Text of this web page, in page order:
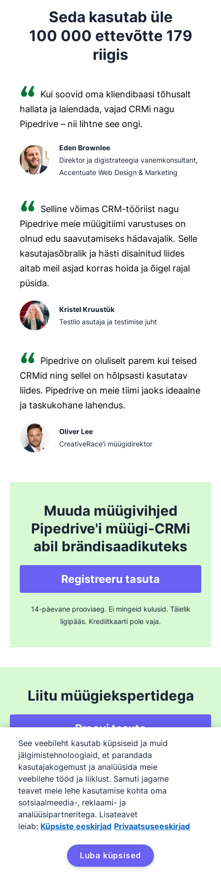
sõnumivahetus
finantsjuhtimine
klientide rahulolu (CSAT) ja muu klientide
tagasiside
Loe Pipedrive'i kohta lähemalt.
Tehingute sõlmimise määr
määr
Lisamüükide arv
Ristmüükide arv
Soovituste määrad
Näiteks saad jälgida tehingute sõlmimise määra
Otsevestluse kaudu
Üksikasjalikust KKKga
Samuti leiate asjakohast teavet meie
Seda kasutab üle
100 000 ettevõtte 179
riigis
Kui soovid oma kliendibaasi tõhusalt
hallata ja laiendada, vajad CRMi nagu
Pipedrive – nii lihtne see ongi.
Eden Brownlee
Direktor ja digistrateegia vanemkonsultant,
Accentuate Web Design & Marketing
Selline võimas CRM-tööriist nagu
Pipedrive meie müügitiimi varustuses on
olnud edu saavutamiseks hädavajalik. Selle
kasutajasõbralik ja hästi disainitud liides
aitab meil asjad korras hoida ja õigel rajal
püsida.
Kristel Kruustük
Testlio asutaja ja testimise juht
Pipedrive on oluliselt parem kui teised
CRMid ning sellel on hõlpsasti kasutatav
liides. Pipedrive on meie tiimi jaoks ideaalne
ja taskukohane lahendus.
Oliver Lee
CreativeRace'i müügidirektor
Muuda müügivihjed
Pipedrive'i müügi-CRMi
abil brändisaadikuteks
Registreeru tasuta
14-päevane prooviaeg. Ei mingeid kulusid. Täielik
ligipääs. Krediitkaarti pole vaja.
Liitu müügiekspertidega
Proovi tasuta
Professional-paketi tasuta 14-päevane prooviversioon. Täielik
ligipääs. Krediitkaarti pole vaja.
Toode
Pipedrive'i tehisintellekt
See veebileht kasutab küpsiseid ja muid
jälgimistehnoloogiaid, et parandada
kasutajakogemust ja analüüsida meie
veebilehe tööd ja liiklust. Samuti jagame
teavet meie lehe kasutamise kohta oma
sotsiaalmeedia-, reklaami- ja
analüüsipartneritega. Lisateavet
leiab: Küpsiste eeskirjad Privaatsuseeskirjad
Luba küpsised